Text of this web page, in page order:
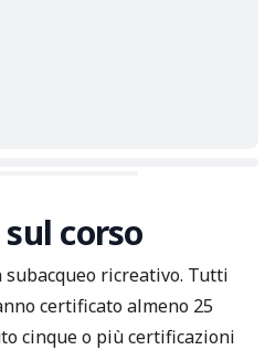
corso
ricreativo. Tutti
certificato almeno 25
cinque o più certificazioni